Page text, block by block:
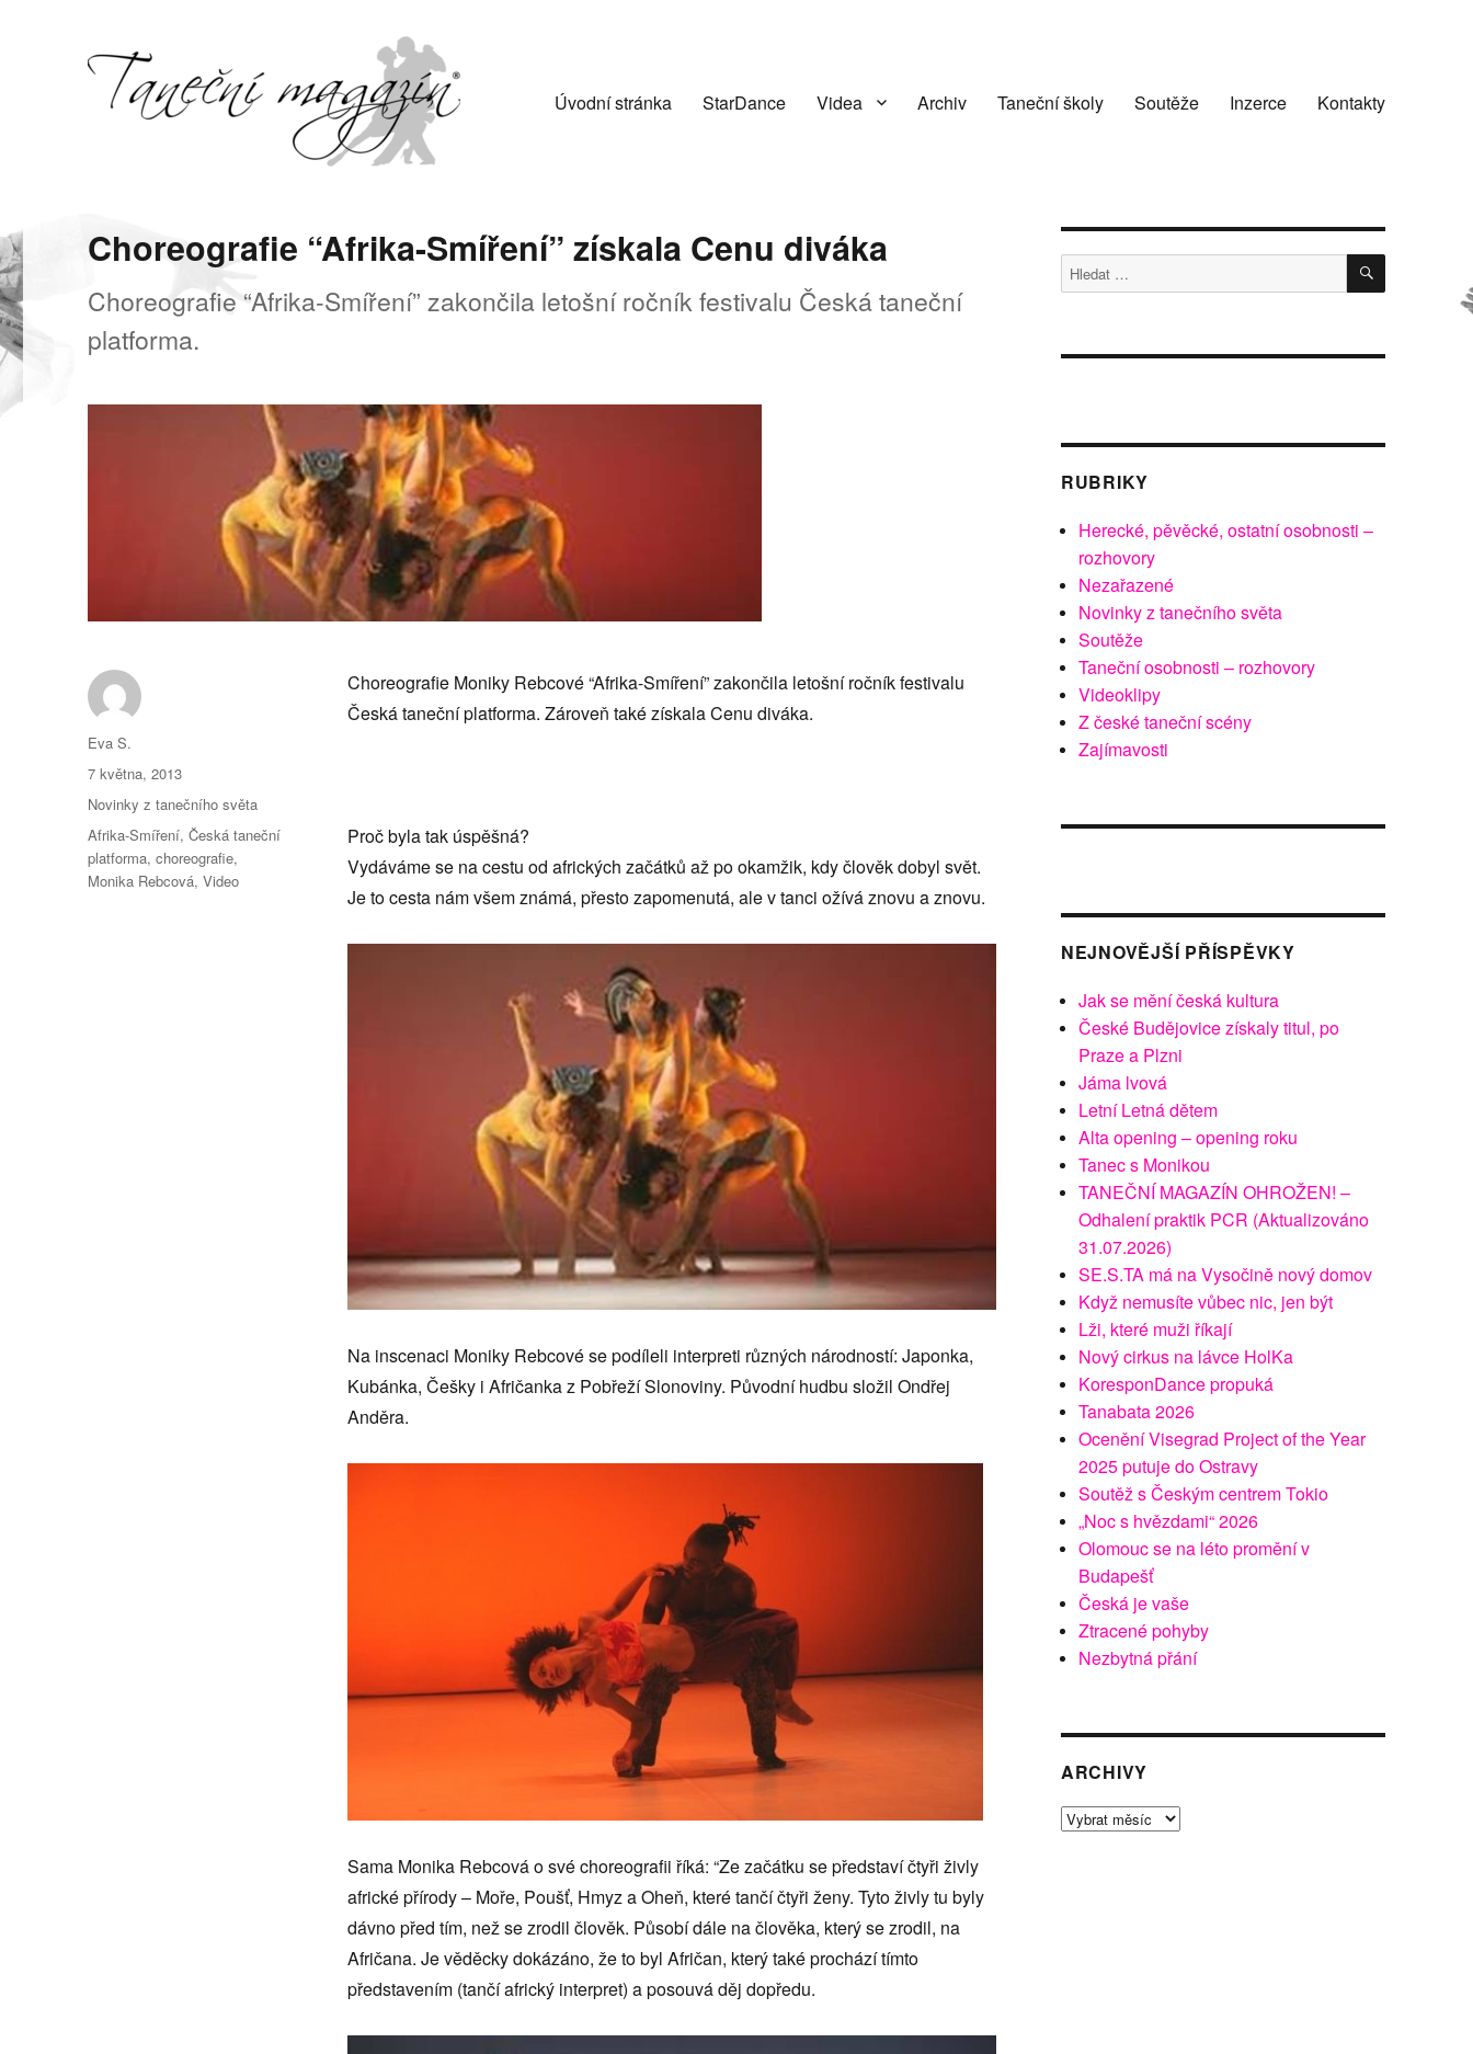
Úvodní stránka StarDance Videa Archiv Taneční školy Soutěže Inzerce Kontakty
Choreografie “Afrika-Smíření” získala Cenu diváka
Choreografie “Afrika-Smíření” zakončila letošní ročník festivalu Česká taneční
platforma.
Choreografie Moniky Rebcové “Afrika-Smíření” zakončila letošní ročník festivalu
Česká taneční platforma. Zároveň také získala Cenu diváka.
Proč byla tak úspěšná?
Vydáváme se na cestu od afrických začátků až po okamžik, kdy člověk dobyl svět.
Je to cesta nám všem známá, přesto zapomenutá, ale v tanci ožívá znovu a znovu.
Na inscenaci Moniky Rebcové se podíleli interpreti různých národností: Japonka,
Kubánka, Češky i Afričanka z Pobřeží Slonoviny. Původní hudbu složil Ondřej
Anděra.
Sama Monika Rebcová o své choreografii říká: “Ze začátku se představí čtyři živly
africké přírody – Moře, Poušť, Hmyz a Oheň, které tančí čtyři ženy. Tyto živly tu byly
dávno před tím, než se zrodil člověk. Působí dále na člověka, který se zrodil, na
Afričana. Je věděcky dokázáno, že to byl Afričan, který také prochází tímto
představením (tančí africký interpret) a posouvá děj dopředu.
Autor:
Eva S.
Publikováno:
7 května, 2013
Rubriky:
Novinky z tanečního světa
Štítky:
Afrika-Smíření,Česká taneční
platforma,choreografie,
Monika Rebcová,Video
Hledat: HLEDÁNÍ
RUBRIKY
Herecké, pěvěcké, ostatní osobnosti –
rozhovory
Nezařazené
Novinky z tanečního světa
Soutěže
Taneční osobnosti – rozhovory
Videoklipy
Z české taneční scény
Zajímavosti
NEJNOVĚJŠÍ PŘÍSPĚVKY
Jak se mění česká kultura
České Budějovice získaly titul, po
Praze a Plzni
Jáma lvová
Letní Letná dětem
Alta opening – opening roku
Tanec s Monikou
TANEČNÍ MAGAZÍN OHROŽEN! –
Odhalení praktik PCR (Aktualizováno
31.07.2026)
SE.S.TA má na Vysočině nový domov
Když nemusíte vůbec nic, jen být
Lži, které muži říkají
Nový cirkus na lávce HolKa
KoresponDance propuká
Tanabata 2026
Ocenění Visegrad Project of the Year
2025 putuje do Ostravy
Soutěž s Českým centrem Tokio
„Noc s hvězdami“ 2026
Olomouc se na léto promění v
Budapešť
Česká je vaše
Ztracené pohyby
Nezbytná přání
ARCHIVY
Archivy